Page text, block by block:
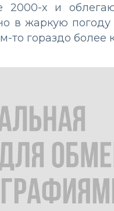
2000-х и
в жаркую
то гораздо более